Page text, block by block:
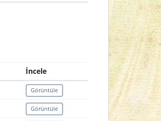
İncele
Görüntüle
Görüntüle